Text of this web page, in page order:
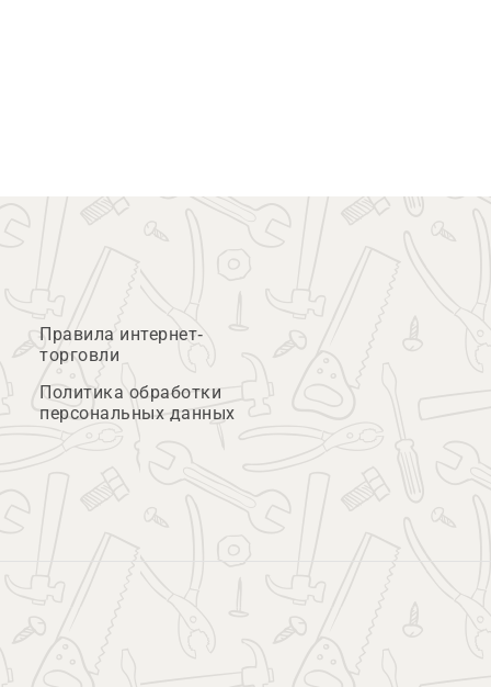
Правила интернет-
торговли
Политика обработки
персональных данных